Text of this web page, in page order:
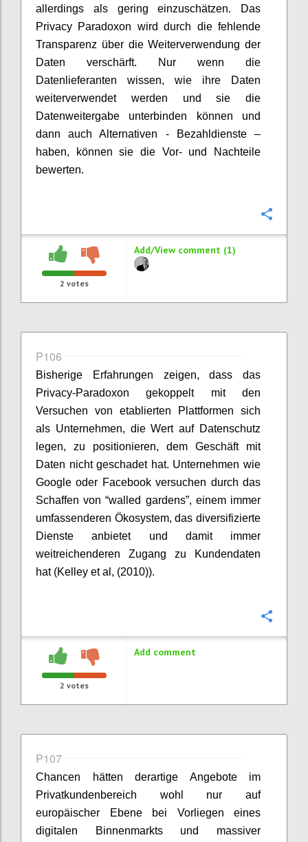
allerdings als gering einzuschätzen. Das
Privacy Paradoxon wird durch die fehlende
Transparenz über die Weiterverwendung der
Daten verschärft. Nur wenn die
Datenlieferanten wissen, wie ihre Daten
weiterverwendet werden und sie die
Datenweitergabe unterbinden können und
dann auch Alternativen - Bezahldienste –
haben, können sie die Vor- und Nachteile
bewerten.
2 votes
Add/View comment (1)
P106
Bisherige Erfahrungen zeigen, dass das
Privacy-Paradoxon gekoppelt mit den
Versuchen von etablierten Plattformen sich
als Unternehmen, die Wert auf Datenschutz
legen, zu positionieren, dem Geschäft mit
Daten nicht geschadet hat. Unternehmen wie
Google oder Facebook versuchen durch das
Schaffen von “walled gardens”, einem immer
umfassenderen Ökosystem, das diversifizierte
Dienste anbietet und damit immer
weitreichenderen Zugang zu Kundendaten
hat (Kelley et al, (2010)).
2 votes
Add comment
P107
Chancen hätten derartige Angebote im
Privatkundenbereich wohl nur auf
europäischer Ebene bei Vorliegen eines
digitalen Binnenmarkts und massiver